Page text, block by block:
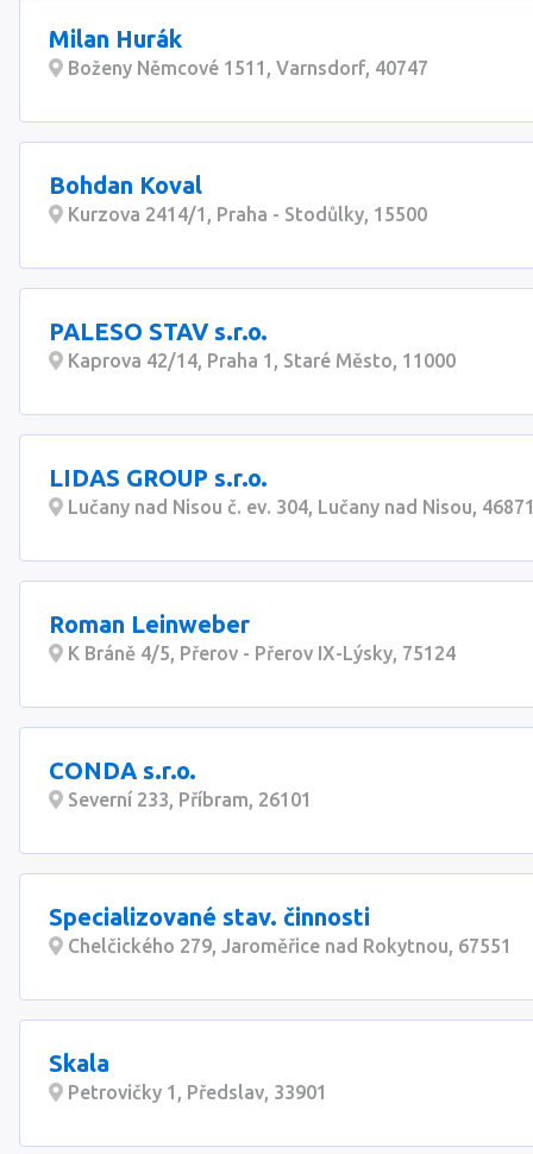
Milan Hurák
Boženy Němcové 1511, Varnsdorf, 40747
Bohdan Koval
Kurzova 2414/1, Praha - Stodůlky, 15500
PALESO STAV s.r.o.
Kaprova 42/14, Praha 1, Staré Město, 11000
LIDAS GROUP s.r.o.
Lučany nad Nisou č. ev. 304, Lučany nad Nisou,
Roman Leinweber
K Bráně 4/5, Přerov - Přerov IX-Lýsky, 75124
CONDA s.r.o.
Severní 233, Příbram, 26101
Specializované stav. činnosti
Chelčického 279, Jaroměřice nad Rokytnou, 67551
Skala
Petrovičky 1, Předslav, 33901